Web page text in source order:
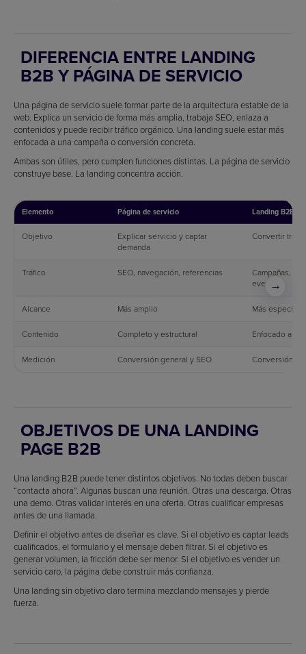
DIFERENCIA ENTRE LANDING
B2B Y PÁGINA DE SERVICIO
Una página de servicio suele formar parte de la arquitectura estable de la
web. Explica un servicio de forma más amplia, trabaja SEO, enlaza a
contenidos y puede recibir tráfico orgánico. Una landing suele estar más
enfocada a una campaña o conversión concreta.
Ambas son útiles, pero cumplen funciones distintas. La página de servicio
construye base. La landing concentra acción.
Elemento Página de servicio Landing B2B
Objetivo
Explicar servicio y captar
demanda
Convertir
Tráfico SEO, navegación, referencias
Campañas,
eventos
Alcance Más amplio Más específico
Contenido Completo y estructural Enfocado a
Medición Conversión general y SEO Conversión
→
OBJETIVOS DE UNA LANDING
PAGE B2B
Una landing B2B puede tener distintos objetivos. No todas deben buscar
“contacta ahora”. Algunas buscan una reunión. Otras una descarga. Otras
una demo. Otras validar interés en una oferta. Otras cualificar empresas
antes de una llamada.
Definir el objetivo antes de diseñar es clave. Si el objetivo es captar leads
cualificados, el formulario y el mensaje deben filtrar. Si el objetivo es
generar volumen, la fricción debe ser menor. Si el objetivo es vender un
servicio caro, la página debe construir más confianza.
Una landing sin objetivo claro termina mezclando mensajes y pierde
fuerza.